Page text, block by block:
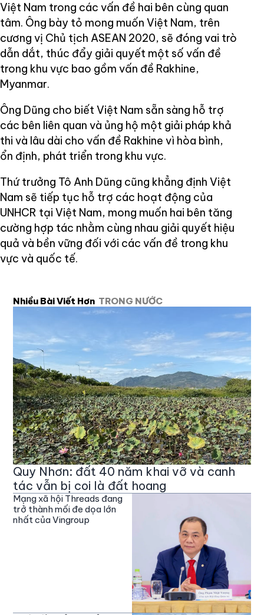
Việt Nam trong các vấn đề hai bên cùng quan
tâm. Ông bày tỏ mong muốn Việt Nam, trên
cương vị Chủ tịch ASEAN 2020, sẽ đóng vai trò
dẫn dắt, thúc đẩy giải quyết một số vấn đề
trong khu vực bao gồm vấn đề Rakhine,
Myanmar.
Ông Dũng cho biết Việt Nam sẵn sàng hỗ trợ
các bên liên quan và ủng hộ một giải pháp khả
thi và lâu dài cho vấn đề Rakhine vì hòa bình,
ổn định, phát triển trong khu vực.
Thứ trưởng Tô Anh Dũng cũng khẳng định Việt
Nam sẽ tiếp tục hỗ trợ các hoạt động của
UNHCR tại Việt Nam, mong muốn hai bên tăng
cường hợp tác nhằm cùng nhau giải quyết hiệu
quả và bền vững đối với các vấn đề trong khu
vực và quốc tế.
Nhiều Bài Viết Hơn TRONG NƯỚC
Quy Nhơn: đất 40 năm khai vỡ và canh
tác vẫn bị coi là đất hoang
Mạng xã hội Threads đang
trở thành mối đe dọa lớn
nhất của Vingroup